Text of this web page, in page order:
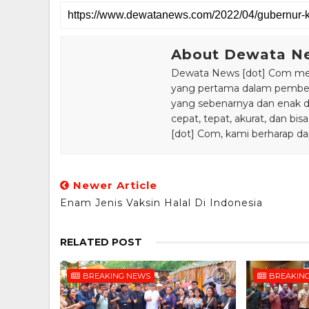
About Dewata
Dewata News [dot] Com
yang pertama dalam
yang sebenarnya dan enak
cepat, tepat, akurat, dan
[dot] Com, kami berharap
Newer Article
Enam Jenis Vaksin Halal Di Indonesia
RELATED POST
BREAKING NEWS